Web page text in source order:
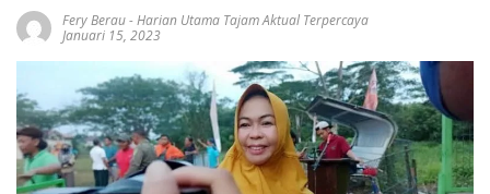
Fery Berau-Harian Utama Tajam Aktual Terpercaya
Januari 15, 2023